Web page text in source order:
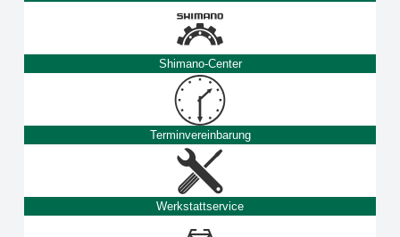
Shimano-Center
Terminvereinbarung
Werkstattservice